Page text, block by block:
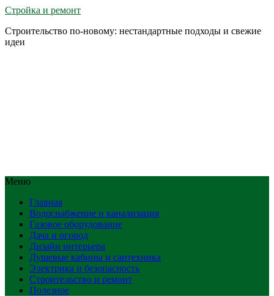
Стройка и ремонт
Строительство по-новому: нестандартные подходы и свежие
идеи
Меню
Главная
Водоснабжение и канализация
Газовое оборудование
Дача и огород
Дизайн интерьера
Душевые кабины и сантехника
Электрика и безопасность
Строительство и ремонт
Полезное